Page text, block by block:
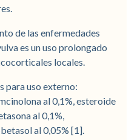
de las enfermedades
es un uso prolongado
locales.
para uso externo:
al 0,1%, esteroide
al 0,1%,
al 0,05% [1].